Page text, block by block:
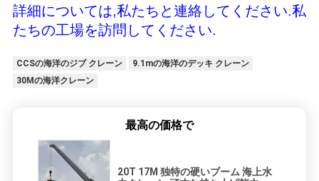
詳細については,私たちと連絡してください.私
たちの工場を訪問してください.
CCSの海洋のジブ クレーン
9.1mの海洋のデッキ クレーン
30Mの海洋クレーン
最高の価格で
20T 17M 独特の硬いブーム 海上水